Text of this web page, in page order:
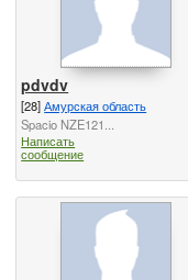
pdvdv
[28]Амурская область
Spacio NZE121...
Написать
сообщение